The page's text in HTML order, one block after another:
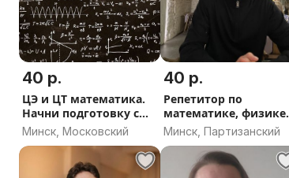
40 р.
ЦЭ и ЦТ математика.
Начни подготовку с
лета
Минск, Московский
40 р.
Репетитор по
математике, физике,
информатике
Минск, Партизанский